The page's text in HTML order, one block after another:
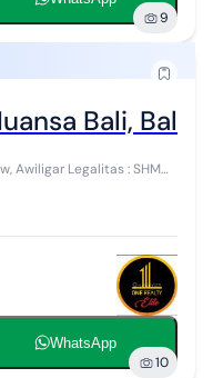
9
Bali, Bali
: 60m² K. Tidur : 3 K.
WhatsApp
10